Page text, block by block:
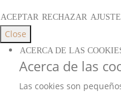
ACEPTAR RECHAZAR
Close
ACERCA DE LAS
Acerca de las
Las cookies son